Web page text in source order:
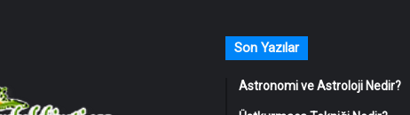
Son Yazılar
Astronomi ve Astroloji Nedir?